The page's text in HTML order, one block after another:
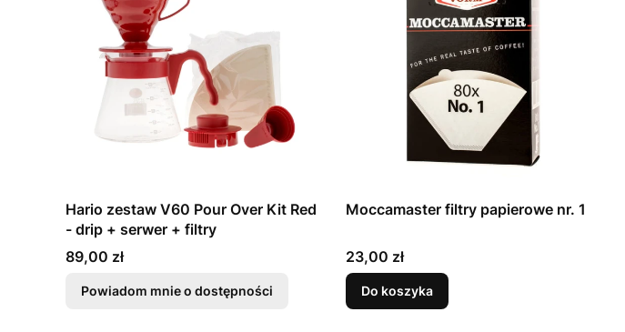
Hario zestaw V60 Pour Over Kit Red
- drip + serwer + filtry
Cena
89,00 zł
Powiadom mnie o dostępności
Moccamaster filtry papierowe nr. 1
Cena
23,00 zł
Do koszyka